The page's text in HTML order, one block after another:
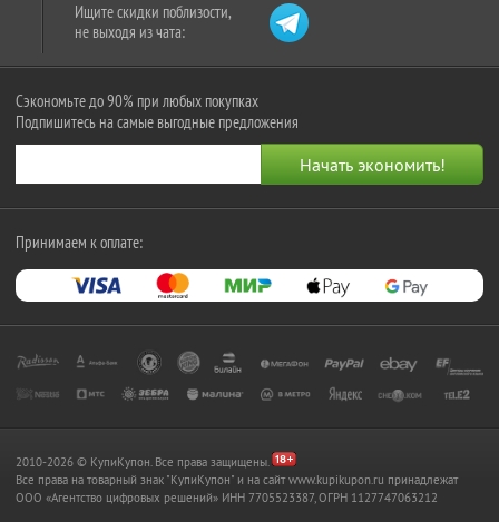
Ищите скидки поблизости,
не выходя из чата:
Сэкономьте до 90% при любых покупках
Подпишитесь на самые выгодные предложения
Принимаем к оплате:
2010-2026 © КупиКупон. Все права защищены.
Все права на товарный знак "КупиКупон" и на сайт www.kupikupon.ru принадлежат
OOO «Агентство цифровых решений» ИНН 7705523387, ОГРН 1127747063212